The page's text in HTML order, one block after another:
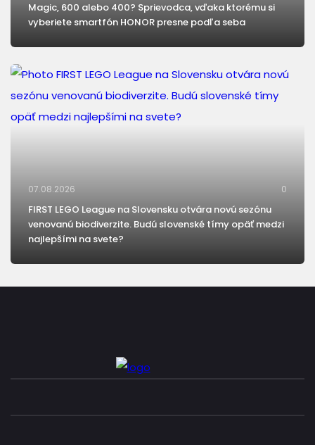
Magic, 600 alebo 400? Sprievodca, vďaka ktorému si
vyberiete smartfón HONOR presne podľa seba
07.08.2026 0
FIRST LEGO League na Slovensku otvára novú sezónu
venovanú biodiverzite. Budú slovenské tímy opäť medzi
najlepšími na svete?